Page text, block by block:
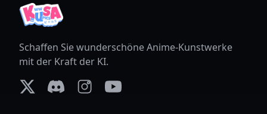
Schaffen Sie wunderschöne Anime-Kunstwerke
mit der Kraft der KI.